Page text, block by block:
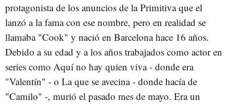
protagonista de los anuncios de la Primitiva que el
lanzó a la fama con ese nombre, pero en realidad se
llamaba "Cook" y nació en Barcelona hace 16 años.
Debido a su edad y a los años trabajados como actor en
series como Aquí no hay quien viva - donde era
"Valentín" - o La que se avecina - donde hacía de
"Camilo" -, murió el pasado mes de mayo. Era un